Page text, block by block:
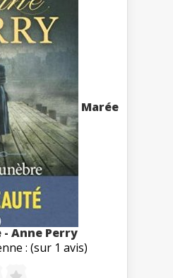
Marée
Anne Perry
: (sur 1 avis)